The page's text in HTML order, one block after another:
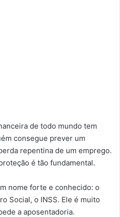
de todo mundo tem
consegue prever um
repentina de um emprego.
é tão fundamental.
nome forte e conhecido: o
Social, o INSS. Ele é muito
a aposentadoria.